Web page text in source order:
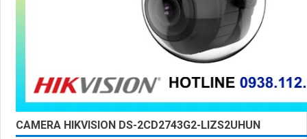
CAMERA HIKVISION DS-2CD2743G2-LIZS2UHUN